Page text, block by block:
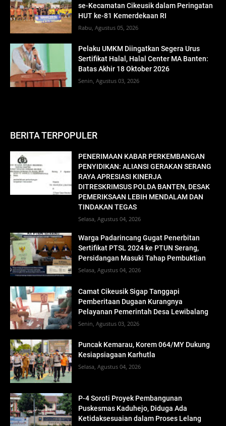
se-Kecamatan Cikeusik dalam Peringatan
HUT ke-81 Kemerdekaan RI
Rabu, Agustus 05, 2026
Pelaku UMKM Diingatkan Segera Urus
Sertifikat Halal, Halal Center MA Banten:
Batas Akhir 18 Oktober 2026
Senin, Agustus 03, 2026
BERITA TERPOPULER
PENERIMAAN KABAR PERKEMBANGAN
PENYIDIKAN: ALIANSI GERAKAN SERANG
RAYA APRESIASI KINERJA
DITRESKRIMSUS POLDA BANTEN, DESAK
PEMERIKSAAN LEBIH MENDALAM DAN
TINDAKAN TEGAS
Selasa, Agustus 04, 2026
Warga Padarincang Gugat Penerbitan
Sertifikat PTSL 2024 ke PTUN Serang,
Persidangan Masuki Tahap Pembuktian
Selasa, Agustus 04, 2026
Camat Cikeusik Sigap Tanggapi
Pemberitaan Dugaan Kurangnya
Pelayanan Pemerintah Desa Lewibalang
Senin, Agustus 03, 2026
Puncak Kemarau, Korem 064/MY Dukung
Kesiapsiagaan Karhutla
Selasa, Agustus 04, 2026
P-4 Soroti Proyek Pembangunan
Puskesmas Kaduhejo, Diduga Ada
Ketidaksesuaian dalam Proses Lelang